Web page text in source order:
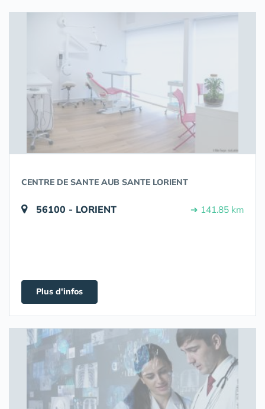
CENTRE DE SANTE AUB SANTE LORIENT
56100 - LORIENT ➔ 141.85 km
Plus d'infos